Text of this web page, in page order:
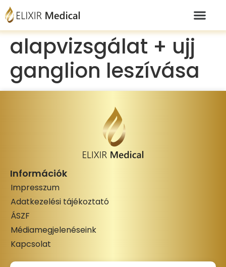
alapvizsgálat + ujj
ganglion leszívása
Információk
Impresszum
Adatkezelési tájékoztató
ÁSZF
Médiamegjelenéseink
Kapcsolat